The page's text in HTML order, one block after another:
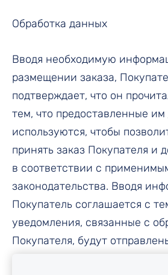
Обработка данных
Вводя необходимую
размещении заказа,
подтверждает, что он
тем, что предоставленные
используются, чтобы
принять заказ Покупателя и
в соответствии с
законодательства. Вводя
Покупатель соглашается с
уведомления, связанные с
Покупателя, будут